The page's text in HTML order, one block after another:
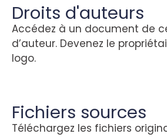
Droits d'auteurs
Accédez à un document de
d’auteur. Devenez le
logo.
Fichiers sources
Téléchargez les fichiers